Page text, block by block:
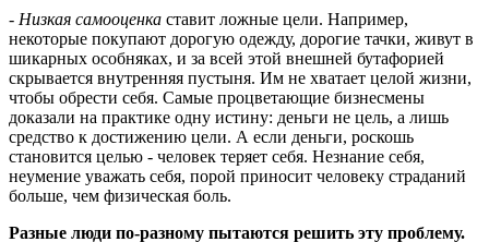
- Низкая самооценка ставит ложные цели. Например,
некоторые покупают дорогую одежду, дорогие тачки, живут в
шикарных особняках, и за всей этой внешней бутафорией
скрывается внутренняя пустыня. Им не хватает целой жизни,
чтобы обрести себя. Самые процветающие бизнесмены
доказали на практике одну истину: деньги не цель, а лишь
средство к достижению цели. А если деньги, роскошь
становится целью - человек теряет себя. Незнание себя,
неумение уважать себя, порой приносит человеку страданий
больше, чем физическая боль.
Разные люди по-разному пытаются решить эту проблему.